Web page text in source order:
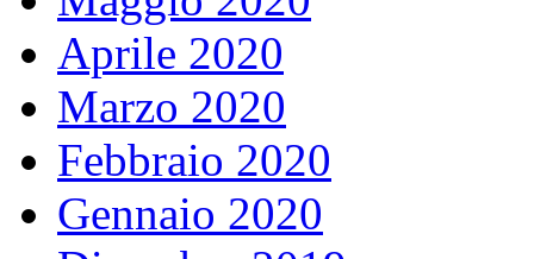
Aprile 2020
Marzo 2020
Febbraio 2020
Gennaio 2020